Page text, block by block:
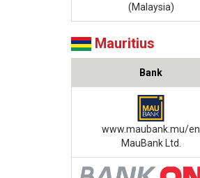
(Malaysia)
Mauritius
Bank
www.maubank.mu/en
MauBank Ltd.